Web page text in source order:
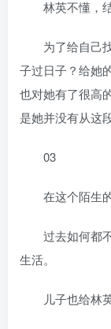
林英不懂，结
为了给自己找
子过日子？给她
也对她有了很高
是她并没有从这
03
在这个陌生的
过去如何都不
生活。
儿子也给林英